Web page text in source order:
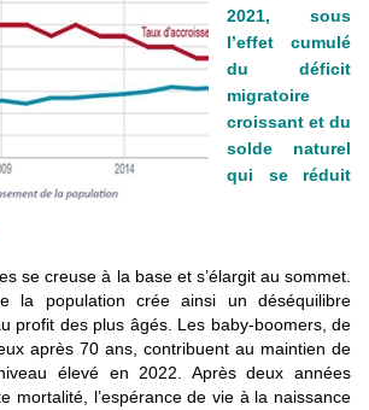
2021, sous
l’effet cumulé
du déficit
migratoire
croissant et du
solde naturel
qui se réduit
se creuse à la base et s’élargit au sommet.
la population crée ainsi un déséquilibre
profit des plus âgés. Les baby-boomers, de
après 70 ans, contribuent au maintien de
élevé en 2022. Après deux années
mortalité, l’espérance de vie à la naissance